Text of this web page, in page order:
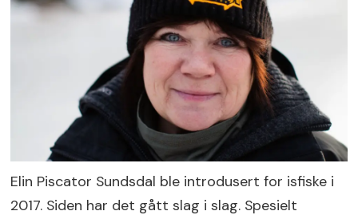
Elin Piscator Sundsdal ble introdusert for isfiske i
2017. Siden har det gått slag i slag. Spesielt